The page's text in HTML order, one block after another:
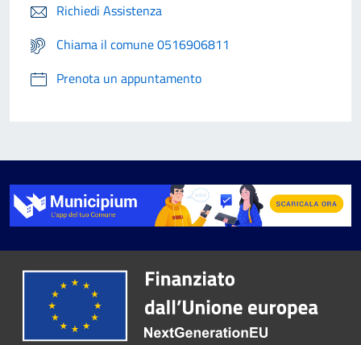
Richiedi Assistenza
Chiama il comune 0516906811
Prenota un appuntamento